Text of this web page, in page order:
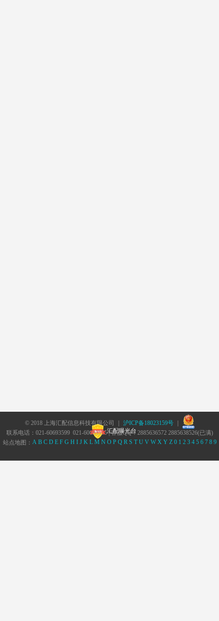
© 2018 上海汇配信息科技有限公司 ｜ 沪ICP备18023159号｜
汇配曝光台
联系电话：021-60693599 021-60693555 | 客服QQ：2885636572 2885638526(已满)
站点地图： A B C D E F G H I J K L M N O P Q R S T U V W X Y Z 0 1 2 3 4 5 6 7 8 9